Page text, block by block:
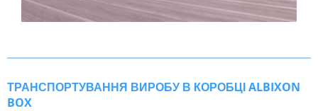
ТРАНСПОРТУВАННЯ ВИРОБУ В КОРОБЦІ ALBIXON
BOX